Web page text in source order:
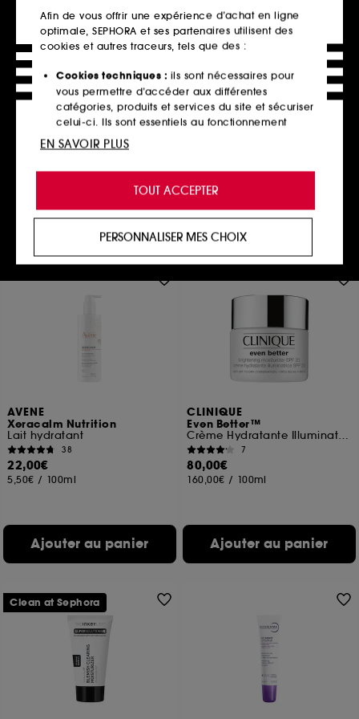
MARIO BADESCU
Spray Visage À L'Aloe Vera,
Adaptogènes & Eau De Coco
12
11,00€
Ajouter au panier
AVENE
Xeracalm Nutrition
Lait hydratant
38
22,00€
5,50€ / 100ml
Ajouter au panier
CLINIQUE
Even Better™
Crème Hydratante Illuminatrice SPF 20
7
80,00€
160,00€ / 100ml
Ajouter au panier
Clean at Sephora
Afin de vous offrir une expérience d’achat en ligne
optimale, SEPHORA et ses partenaires utilisent des
cookies et autres traceurs, tels que des :
Cookies techniques : ils sont nécessaires pour
vous permettre d’accéder aux différentes
catégories, produits et services du site et sécuriser
celui-ci. Ils sont essentiels au fonctionnement
technique du site et ne peuvent être désactivés.
de vous offrir une expérience enrichie et
personnalisée en vous recommandant des
produits, des services et des contenus qui
proposer des offres promotionnelles adaptées à
votre profil.
Cookies réseaux sociaux et publicité :
utilisés pour vous présenter du contenu susceptible
sites tiers et sur les réseaux sociaux, sur la base
des pages que vous avez consultées, de votre
navigation, et de l'historique de vos interactions.
permettent de réaliser des statistiques de
fréquentation et de navigation sur notre site afin
d’en améliorer la performance.
Cookies de sécurisation des paiements en ligne :
ils nous permettent de lutter notamment contre les
Cookies fonctionnels :
il s’agit de cookies
permettant l’affichage et/ou la fourniture de
cookies d’authentification qui sont utilisés afin de
vous faire bénéficier de l’authentification
prolongée vous permettant d’accéder à votre
compte lors de votre prochaine visite sur le site
sans saisir à nouveau votre identifiant et mot de
passe.
TOUT ACCEPTER
PERSONNALISER MES CHOIX
EN SAVOIR PLUS